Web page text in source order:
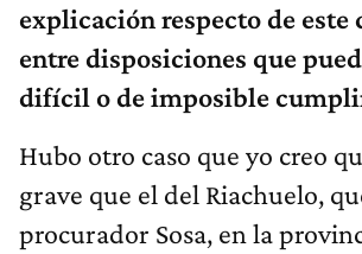
explicación respecto de
entre disposiciones que
difícil o de imposible
Hubo otro caso que yo creo
grave que el del Riachuelo,
procurador Sosa, en la